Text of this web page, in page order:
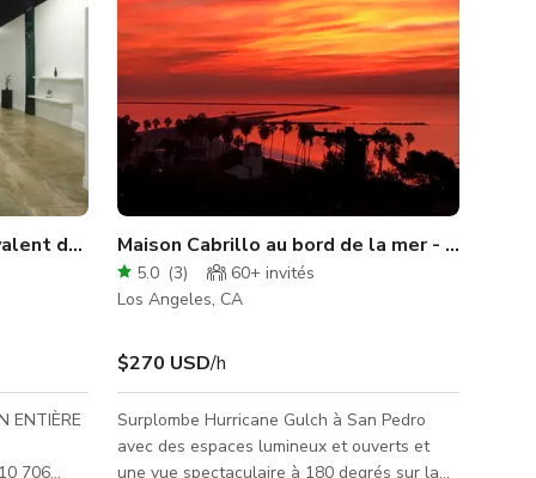
de 3000 sqft
ENTIÈRE
706
Maison Cabrillo au bord de la mer -
5.0 (3) 60+ invités
Los Angeles, CA
$270 USD/h
Surplombe Hurricane Gulch à San Pedro
avec des espaces lumineux et ouverts et
une vue spectaculaire à 180 degrés sur la